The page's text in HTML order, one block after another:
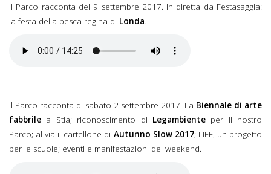
Il Parco racconta del 9 settembre 2017. In diretta da Festasaggia:
la festa della pesca regina di Londa.
Il Parco racconta di sabato 2 settembre 2017. La Biennale di arte
fabbrile a Stia; riconoscimento di Legambienteper il nostro
Parco; al via il cartellone di Autunno Slow 2017; LIFE, un progetto
per le scuole; eventi e manifestazioni del weekend.